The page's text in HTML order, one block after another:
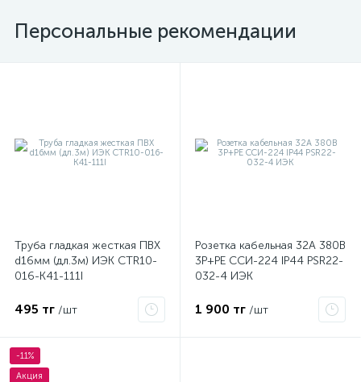
Персональные рекомендации
Труба гладкая жесткая ПВХ
d16мм (дл.3м) ИЭК CTR10-
016-K41-111I
495 тг /шт
Розетка кабельная 32А 380В
3P+PЕ ССИ-224 IP44 PSR22-
032-4 ИЭК
1 900 тг /шт
-11%
Акция